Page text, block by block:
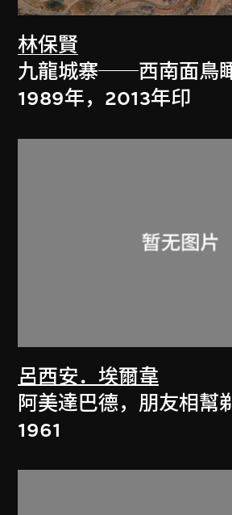
林保賢
九龍城寨──西南面鳥
1989年，2013年印
呂西安．埃爾韋
阿美達巴德，朋友相幫
1961